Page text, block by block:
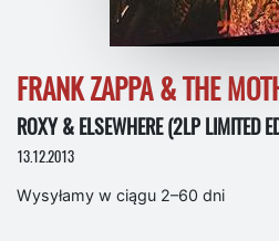
FRANK ZAPPA & THE
ROXY & ELSEWHERE (2LP LIMITED
13.12.2013
Wysyłamy w ciągu 2–60 dni